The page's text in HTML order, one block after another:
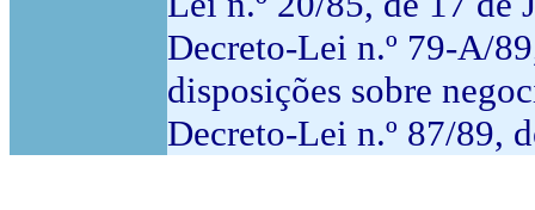
Decreto-Lei n.º 79-A/
disposições sobre
Decreto-Lei n.º 87/89,